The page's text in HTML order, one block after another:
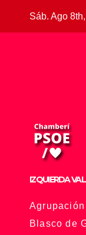
Sáb. Ago
IZQUIERDA
Blasco de